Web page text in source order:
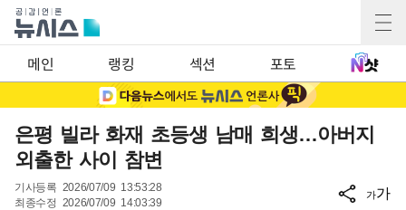
메인 랭킹 섹션 포토
은평 빌라 화재 초등생 남매 희생…아버지
외출한 사이 참변
기사등록 2026/07/09 13:53:28
최종수정 2026/07/09 14:03:39
가가